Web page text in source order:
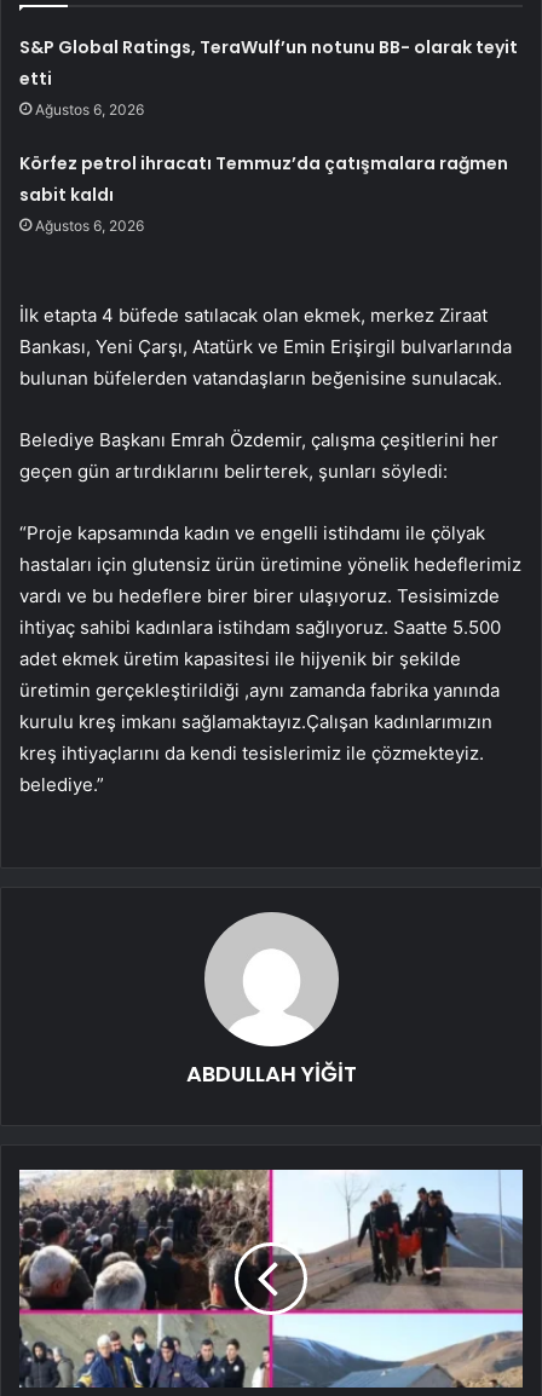
S&P Global Ratings, TeraWulf’un notunu BB- olarak teyit
etti
Ağustos 6, 2026
Körfez petrol ihracatı Temmuz’da çatışmalara rağmen
sabit kaldı
Ağustos 6, 2026
İlk etapta 4 büfede satılacak olan ekmek, merkez Ziraat
Bankası, Yeni Çarşı, Atatürk ve Emin Erişirgil bulvarlarında
bulunan büfelerden vatandaşların beğenisine sunulacak.
Belediye Başkanı Emrah Özdemir, çalışma çeşitlerini her
geçen gün artırdıklarını belirterek, şunları söyledi:
“Proje kapsamında kadın ve engelli istihdamı ile çölyak
hastaları için glutensiz ürün üretimine yönelik hedeflerimiz
vardı ve bu hedeflere birer birer ulaşıyoruz. Tesisimizde
ihtiyaç sahibi kadınlara istihdam sağlıyoruz. Saatte 5.500
adet ekmek üretim kapasitesi ile hijyenik bir şekilde
üretimin gerçekleştirildiği ,aynı zamanda fabrika yanında
kurulu kreş imkanı sağlamaktayız.Çalışan kadınlarımızın
kreş ihtiyaçlarını da kendi tesislerimiz ile çözmekteyiz.
belediye.”
ABDULLAH YİĞİT